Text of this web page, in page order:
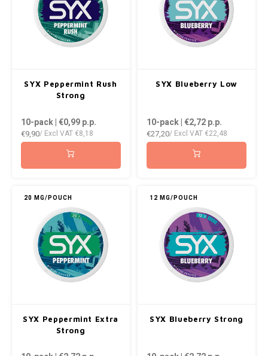
WHITE GOLD
SYX Peppermint Rush
Strong
10-pack | €0,99p.p.
€9,90/ Excl VAT €8,18
SYX Blueberry Low
10-pack | €2,72p.p.
€27,20/ Excl VAT €22,48
20 MG/POUCH
SYX Peppermint Extra
Strong
12 MG/POUCH
SYX Blueberry Strong